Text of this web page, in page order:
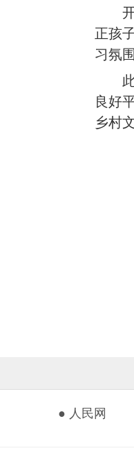
正孩
习氛
良好
乡村
● 人民网